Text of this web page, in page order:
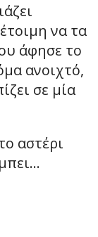
να τα
άφησε το
ανοιχτό,
σε μία
αστέρι